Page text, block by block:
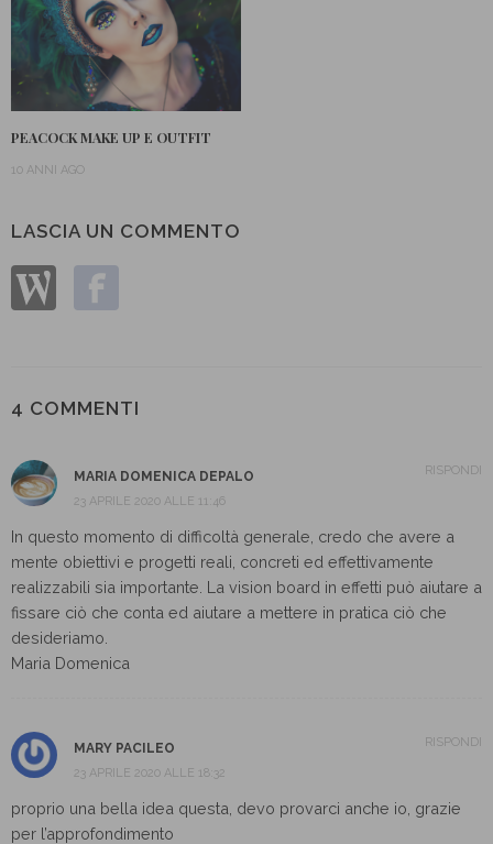
PEACOCK MAKE UP E OUTFIT
10 ANNI AGO
LASCIA UN COMMENTO
4 COMMENTI
MARIA DOMENICA DEPALO
23 APRILE 2020 ALLE 11:46
In questo momento di difficoltà generale, credo che avere a
mente obiettivi e progetti reali, concreti ed effettivamente
realizzabili sia importante. La vision board in effetti può aiutare a
fissare ciò che conta ed aiutare a mettere in pratica ciò che
desideriamo.
Maria Domenica
RISPONDI
MARY PACILEO
23 APRILE 2020 ALLE 18:32
proprio una bella idea questa, devo provarci anche io, grazie
per l’approfondimento
RISPONDI